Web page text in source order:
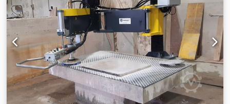
Notching Unit: - with square notching device 100 x 42 x 10
mm - Punching Station: - punching force 600 kN - with
back gauge table - throat depth 300 mm - punches steel
up to 28 mm Ø in 15 mm or 34 mm Ø in 12 mm - Manual
length stop - Drive: 400 V / 4 kW Dcsdjmidyispfx Anuek -
Required space approx. W 600 x H 1550 x D 1500 mm -
Weight approx. 1300 kg